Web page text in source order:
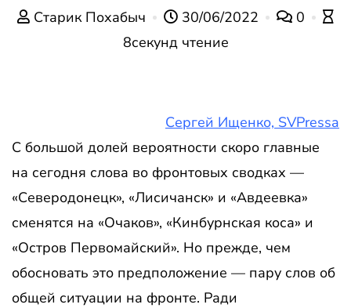
Старик Похабыч 30/06/2022
0
8секунд чтение
Сергей Ищенко, SVPressa
С большой долей вероятности скоро главные
на сегодня слова во фронтовых сводках —
«Северодонецк», «Лисичанск» и «Авдеевка»
сменятся на «Очаков», «Кинбурнская коса» и
«Остров Первомайский». Но прежде, чем
обосновать это предположение — пару слов об
общей ситуации на фронте. Ради